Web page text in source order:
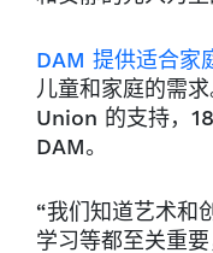
DAM 提供适合家
儿童和家庭的需
Union 的支持，
DAM。
“我们知道艺术和
学习等都至关重